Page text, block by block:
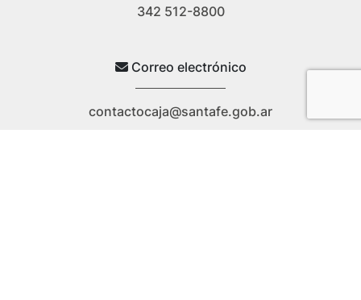
342 512-8800
Correo electrónico
contactocaja@santafe.gob.ar